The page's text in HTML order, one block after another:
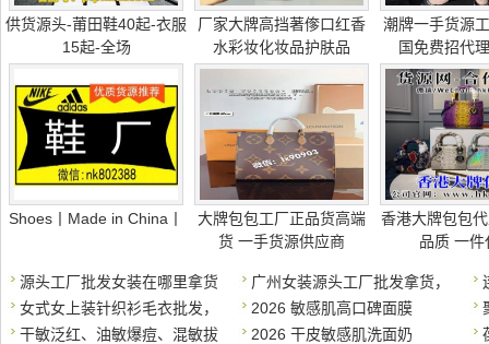
供货源头-莆田鞋40起-衣服
15起-全场
厂家大牌高挡著偧口红香
水彩妆化妆品护肤品
潮牌一手货源
国免费招代
Shoes丨Made in China丨
大牌包包工厂正品货高端
货 一手货源供应商
香港大牌包包
品质 一件
源头工厂批发女装在哪里拿货 广州女装源头工厂批发拿货，
女式女上装针织衫毛衣批发，
2026 敏感肌高口碑面膜
干敏泛红、油敏爆痘、混敏拔
2026 干皮敏感肌洗面奶